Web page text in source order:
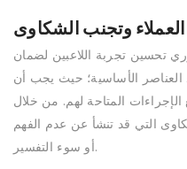
وتجنب الشكاوى
تحسين تجربة اللاعبين لضمان
العناصر الأساسية؛ حيث يجب أن
المتاحة لهم. من خلال
التي قد تنشأ عن عدم الفهم
أو سوء التفسير.